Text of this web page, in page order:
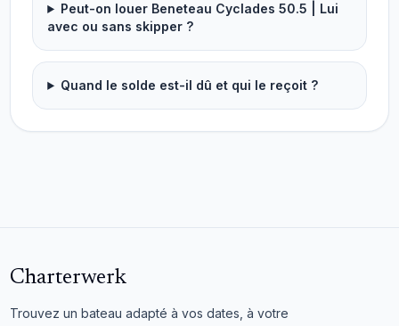
Peut-on louer Beneteau Cyclades 50.5 | Lui
avec ou sans skipper ?
Quand le solde est-il dû et qui le reçoit ?
Charterwerk
Trouvez un bateau adapté à vos dates, à votre